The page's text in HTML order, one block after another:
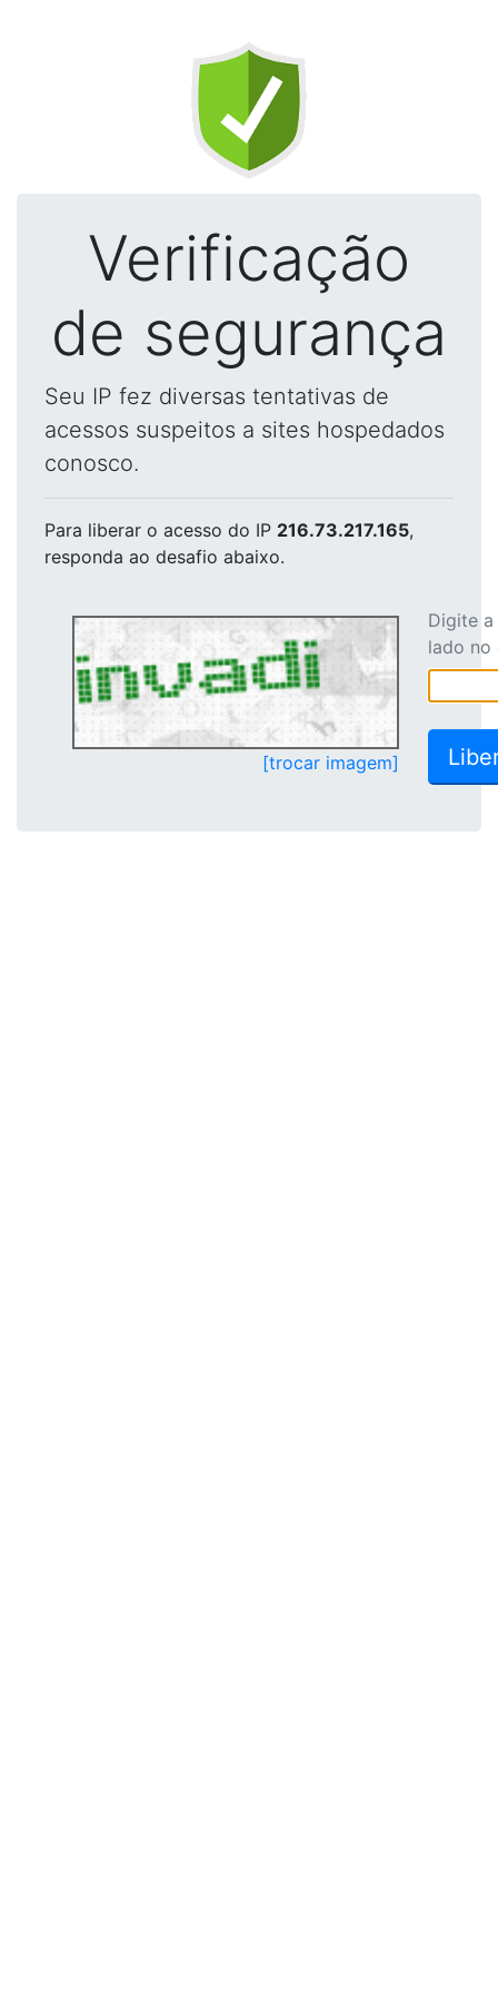
Verificação
de segurança
Seu IP fez diversas tentativas de
acessos suspeitos a sites hospedados
conosco.
Para liberar o acesso do IP 216.73.217.165,
responda ao desafio abaixo.
[trocar imagem]
Digite
lado no